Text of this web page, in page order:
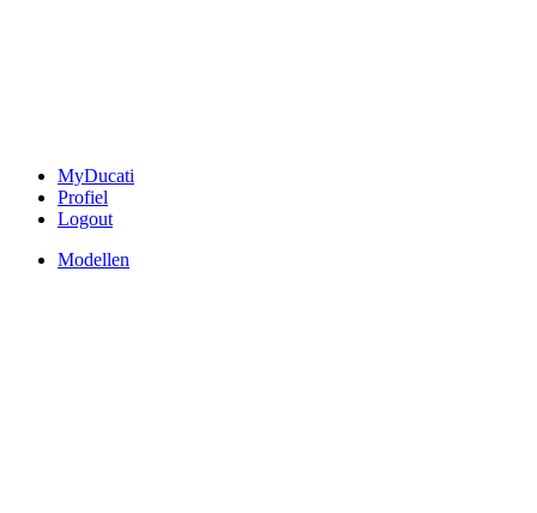
MyDucati
Profiel
Logout
Modellen